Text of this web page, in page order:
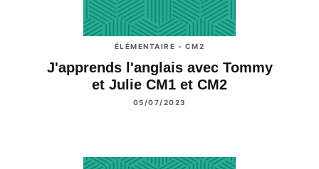
ÉLÉMENTAIRE - CM2
J'apprends l'anglais avec Tommy
et Julie CM1 et CM2
05/07/2023